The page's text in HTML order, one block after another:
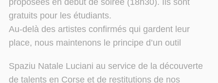
proposées en début de soirée (18h30). Ils sont
gratuits pour les étudiants.
Au-delà des artistes confirmés qui gardent leur
place, nous maintenons le principe d’un outil
Spaziu Natale Luciani au service de la découverte
de talents en Corse et de restitutions de nos